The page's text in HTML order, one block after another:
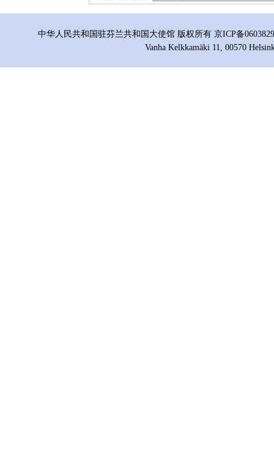
中华人民共和国驻芬兰共和国大使馆 版权所有 京ICP备
Vanha Kelkkamäki 11, 00570